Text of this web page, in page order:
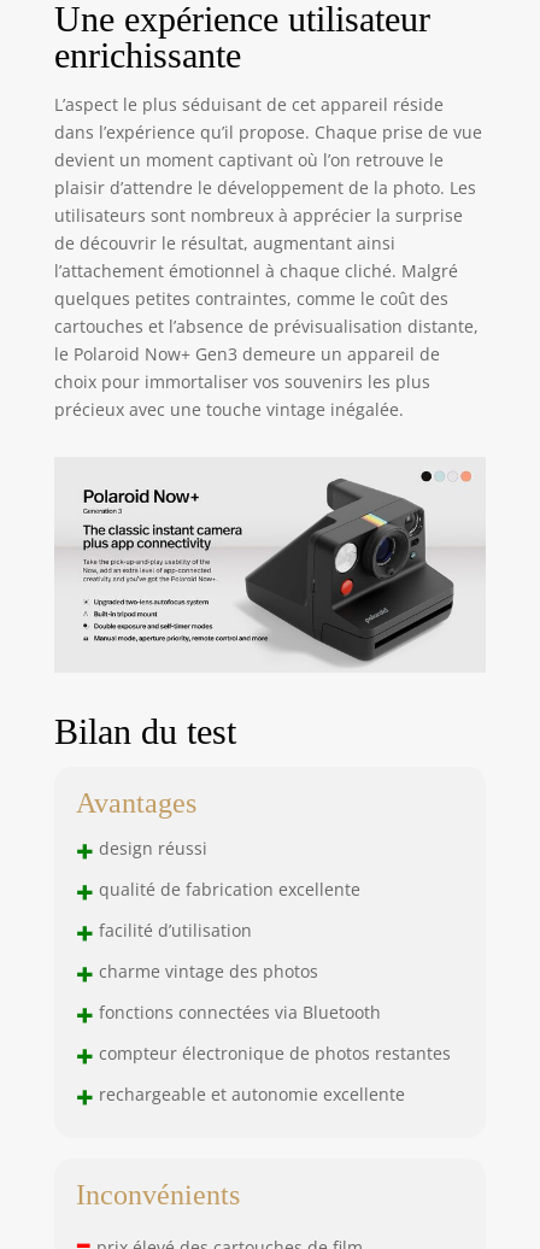
avec soin à partir
de 40 % de
rechargeable USB-
C. VISEZ. APPUYER.
CONSERVEZ POUR
TOUJOURS : la
génération 3 est
désormais
compatible avec
les films Polaroid i-
Type et 600.
Capturez la vraie
vie dans des
photos Polaroid
emblématiques en
vendu séparément
et non inclus, sauf
indication
contraire.
Une expérience utilisateur
enrichissante
L’aspect le plus séduisant de cet appareil réside
dans l’expérience qu’il propose. Chaque prise de vue
devient un moment captivant où l’on retrouve le
plaisir d’attendre le développement de la photo. Les
utilisateurs sont nombreux à apprécier la surprise
de découvrir le résultat, augmentant ainsi
l’attachement émotionnel à chaque cliché. Malgré
quelques petites contraintes, comme le coût des
cartouches et l’absence de prévisualisation distante,
le Polaroid Now+ Gen3 demeure un appareil de
choix pour immortaliser vos souvenirs les plus
précieux avec une touche vintage inégalée.
Bilan du test
Avantages
+ design réussi
+ qualité de fabrication excellente
+ facilité d’utilisation
+ charme vintage des photos
+ fonctions connectées via Bluetooth
+ compteur électronique de photos restantes
+ rechargeable et autonomie excellente
Inconvénients